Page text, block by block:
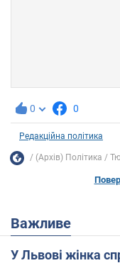
0 0
Редакційна політика
(Архів) Політика
Важливе
У Львові жінка